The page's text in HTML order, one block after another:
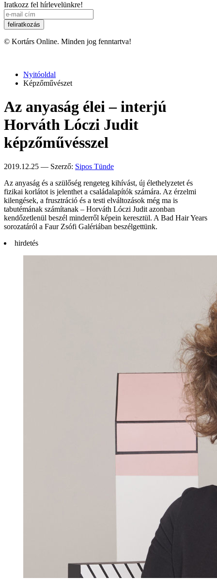
Iratkozz fel hírlevelünkre!
© Kortárs Online. Minden jog fenntartva!
Nyitóoldal
Képzőművészet
Az anyaság élei – interjú
Horváth Lóczi Judit
képzőművésszel
2019.12.25 — Szerző: Sipos Tünde
Az anyaság és a szülőség rengeteg kihívást, új élethelyzetet és
fizikai korlátot is jelenthet a családalapítók számára. Az érzelmi
kilengések, a frusztráció és a testi elváltozások még ma is
tabutémának számítanak – Horváth Lóczi Judit azonban
kendőzetlenül beszél minderről képein keresztül. A Bad Hair Years
sorozatáról a Faur Zsófi Galériában beszélgettünk.
hirdetés